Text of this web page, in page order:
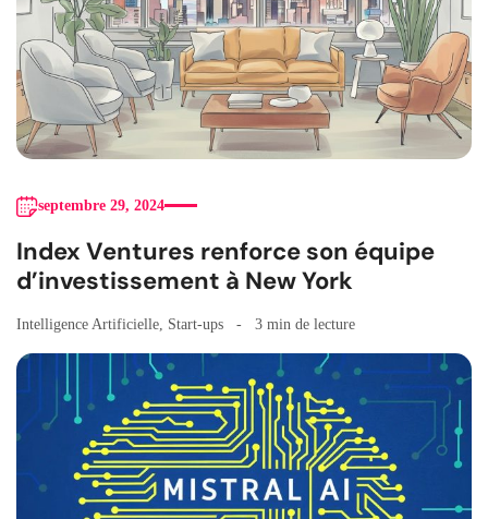
septembre 29, 2024
Index Ventures renforce son équipe
d’investissement à New York
Intelligence Artificielle Start-ups 3 min de lecture